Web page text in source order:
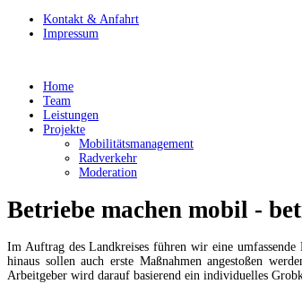
Kontakt & Anfahrt
Impressum
Home
Team
Leistungen
Projekte
Mobilitätsmanagement
Radverkehr
Moderation
Betriebe machen mobil -
Im Auftrag des Landkreises führen wir eine
hinaus sollen auch erste Maßnahmen angestoßen
Arbeitgeber wird darauf basierend ein individuelles